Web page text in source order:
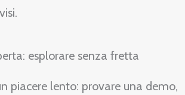
esplorare senza fretta
piacere lento: provare una demo,